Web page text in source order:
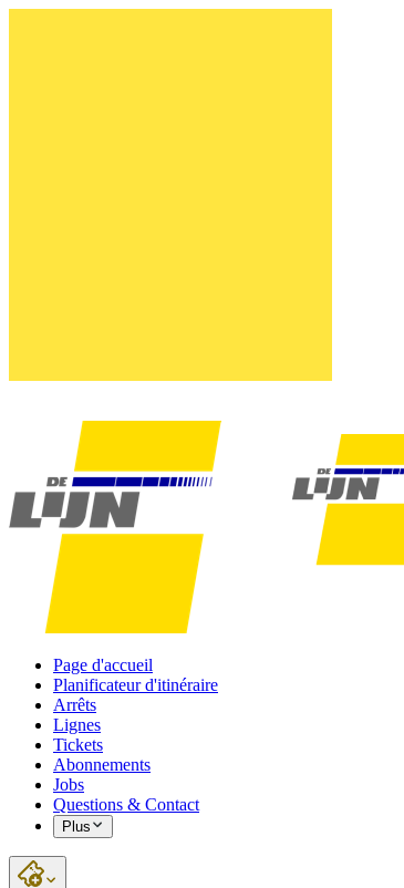
Page d'accueil
Planificateur d'itinéraire
Arrêts
Lignes
Tickets
Abonnements
Jobs
Questions & Contact
Plus